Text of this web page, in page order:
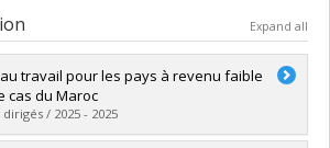
Expand all
travail pour les pays à revenu faible
cas du Maroc
/ 2025 - 2025